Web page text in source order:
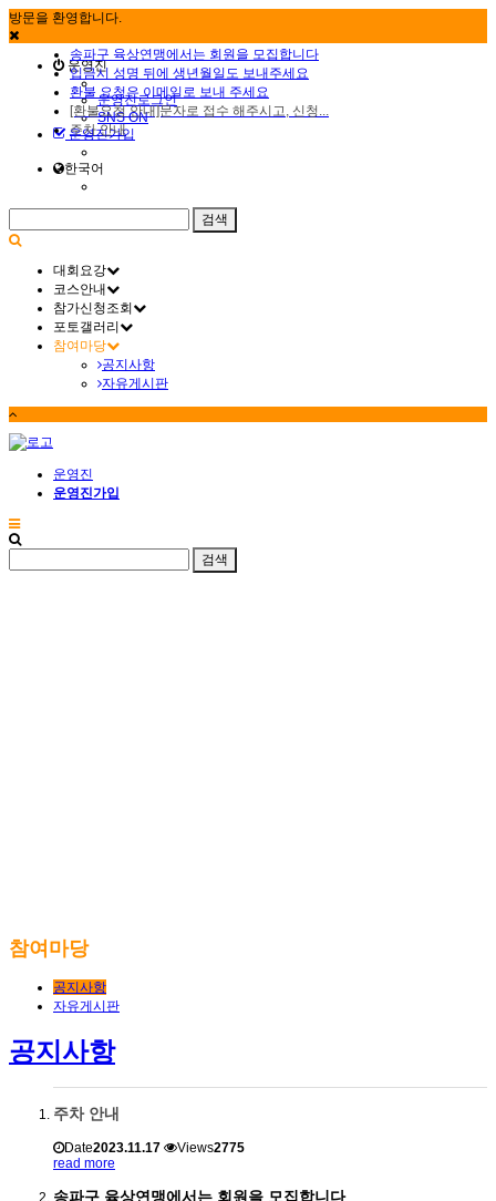
방문을 환영합니다.
운영진
운영진로그인
SNS ON
운영진가입
한국어
대회요강
코스안내
참가신청조회
포토갤러리
참여마당
공지사항
자유게시판
운영진
운영진가입
참여마당
공지사항
자유게시판
공지사항
주차 안내
Date2023.11.17 Views2775
read more
송파구 육상연맹에서는 회원을 모집합니다
송파구 육상연맹에서는 회원을 모집합니다
입금시 성명 뒤에 생년월일도 보내주세요
환불 요청은 이메일로 보내 주세요
[환불요청 안내]문자로 접수 해주시고, 신청...
주차 안내